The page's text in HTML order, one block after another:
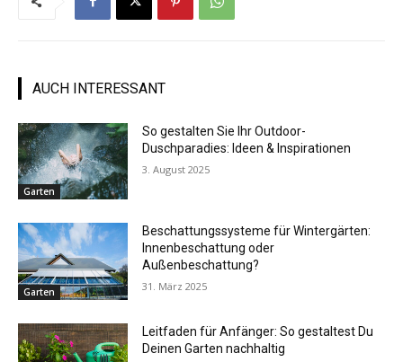
AUCH INTERESSANT
Garten
So gestalten Sie Ihr Outdoor-
Duschparadies: Ideen & Inspirationen
3. August 2025
Garten
Beschattungssysteme für Wintergärten:
Innenbeschattung oder
Außenbeschattung?
31. März 2025
Leitfaden für Anfänger: So gestaltest Du
Deinen Garten nachhaltig